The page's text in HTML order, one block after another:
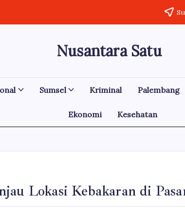
Nusantara Satu
Berita
Sumsel Kriminal Palembang
Ekonomi Kesehatan
Lokasi Kebakaran di